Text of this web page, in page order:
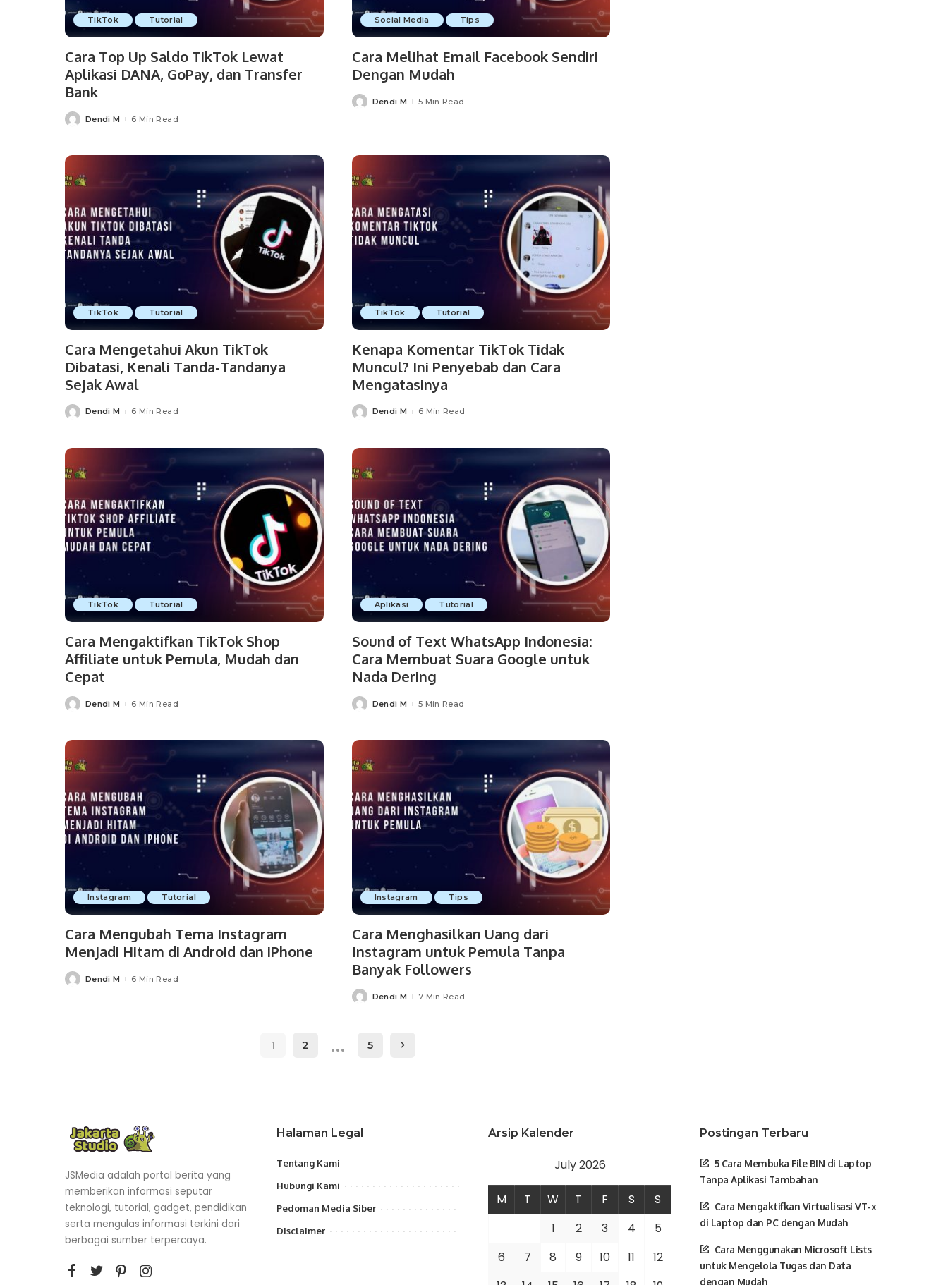
TikTok Tutorial
Cara Top Up Saldo TikTok Lewat
Aplikasi DANA, GoPay, dan Transfer
Bank
PostedDendi M 6 Min Read
Social Media Tips
Cara Melihat Email Facebook Sendiri
Dengan Mudah
PostedDendi M 5 Min Read
TikTok Tutorial
Cara Mengetahui Akun TikTok
Dibatasi, Kenali Tanda-Tandanya
Sejak Awal
PostedDendi M 6 Min Read
TikTok Tutorial
Kenapa Komentar TikTok Tidak
Muncul? Ini Penyebab dan Cara
Mengatasinya
PostedDendi M 6 Min Read
TikTok Tutorial
Cara Mengaktifkan TikTok Shop
Affiliate untuk Pemula, Mudah dan
Cepat
PostedDendi M 6 Min Read
Aplikasi Tutorial
Sound of Text WhatsApp Indonesia:
Cara Membuat Suara Google untuk
Nada Dering
PostedDendi M 5 Min Read
Instagram Tutorial
Cara Mengubah Tema Instagram
Menjadi Hitam di Android dan iPhone
PostedDendi M 6 Min Read
Instagram Tips
Cara Menghasilkan Uang dari
Instagram untuk Pemula Tanpa
Banyak Followers
PostedDendi M 7 Min Read
1 2 … 5
JSMedia adalah portal berita yang
memberikan informasi seputar
teknologi, tutorial, gadget, pendidikan
serta mengulas informasi terkini dari
berbagai sumber terpercaya.
Halaman Legal
Tentang Kami
Hubungi Kami
Pedoman Media Siber
Disclaimer
Arsip Kalender
July 2026
M T W T F S
S
1
2 3 4
5
6
7 8 9 10 11
12
Postingan Terbaru
5 Cara Membuka File BIN di Laptop
Tanpa Aplikasi Tambahan
Cara Mengaktifkan Virtualisasi VT-x
di Laptop dan PC dengan Mudah
Cara Menggunakan Microsoft Lists
untuk Mengelola Tugas dan Data
dengan Mudah